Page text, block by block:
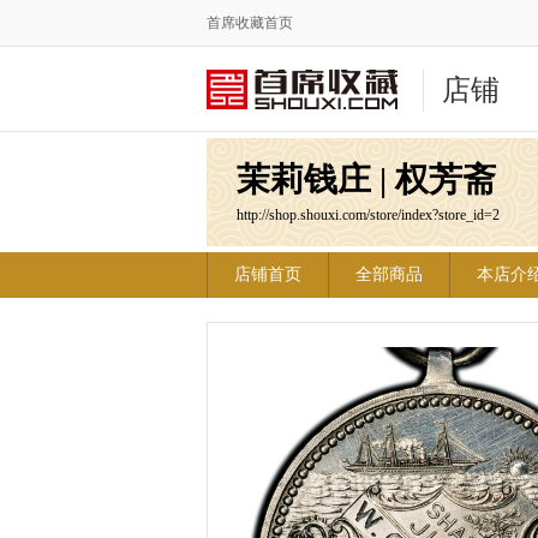
首席收藏首页
店铺
茉莉钱庄 | 权芳斋
http://shop.shouxi.com/store/index?store_id=2
店铺首页 全部商品 本店介